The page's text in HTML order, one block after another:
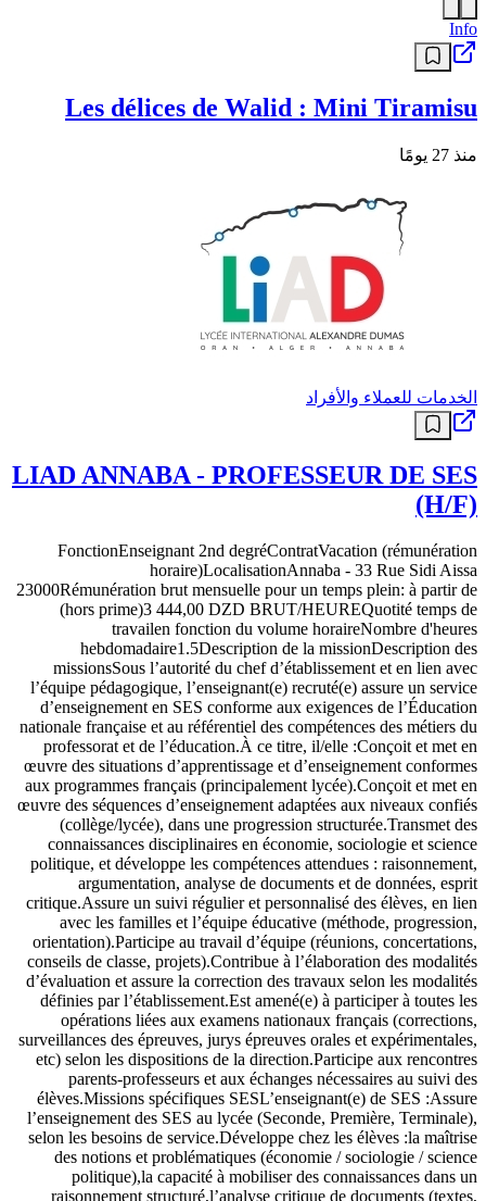
Info
Les délices de Walid : Mini Tiramisu
منذ 27 يومًا
الخدمات للعملاء والأفراد
LIAD ANNABA - PROFESSEUR DE SES
(H/F)
FonctionEnseignant 2nd degréContratVacation (rémunération
horaire)LocalisationAnnaba - 33 Rue Sidi Aissa
23000Rémunération brut mensuelle pour un temps plein: à partir de
(hors prime)3 444,00 DZD BRUT/HEUREQuotité temps de
travailen fonction du volume horaireNombre d'heures
hebdomadaire1.5Description de la missionDescription des
missionsSous l’autorité du chef d’établissement et en lien avec
l’équipe pédagogique, l’enseignant(e) recruté(e) assure un service
d’enseignement en SES conforme aux exigences de l’Éducation
nationale française et au référentiel des compétences des métiers du
professorat et de l’éducation.À ce titre, il/elle :Conçoit et met en
œuvre des situations d’apprentissage et d’enseignement conformes
aux programmes français (principalement lycée).Conçoit et met en
œuvre des séquences d’enseignement adaptées aux niveaux confiés
(collège/lycée), dans une progression structurée.Transmet des
connaissances disciplinaires en économie, sociologie et science
politique, et développe les compétences attendues : raisonnement,
argumentation, analyse de documents et de données, esprit
critique.Assure un suivi régulier et personnalisé des élèves, en lien
avec les familles et l’équipe éducative (méthode, progression,
orientation).Participe au travail d’équipe (réunions, concertations,
conseils de classe, projets).Contribue à l’élaboration des modalités
d’évaluation et assure la correction des travaux selon les modalités
définies par l’établissement.Est amené(e) à participer à toutes les
opérations liées aux examens nationaux français (corrections,
surveillances des épreuves, jurys épreuves orales et expérimentales,
etc) selon les dispositions de la direction.Participe aux rencontres
parents-professeurs et aux échanges nécessaires au suivi des
élèves.Missions spécifiques SESL’enseignant(e) de SES :Assure
l’enseignement des SES au lycée (Seconde, Première, Terminale),
selon les besoins de service.Développe chez les élèves :la maîtrise
des notions et problématiques (économie / sociologie / science
politique),la capacité à mobiliser des connaissances dans un
raisonnement structuré,l’analyse critique de documents (textes,